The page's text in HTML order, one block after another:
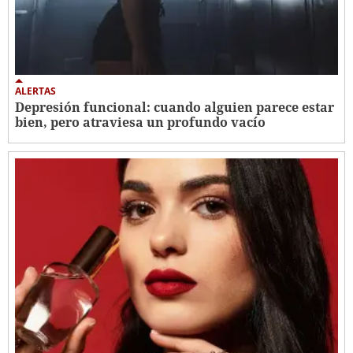
ALERTAS
Depresión funcional: cuando alguien parece estar
bien, pero atraviesa un profundo vacío